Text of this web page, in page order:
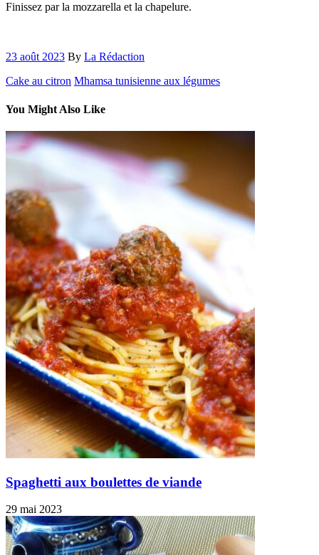
Finissez par la mozzarella et la chapelure.
23 août 2023 By La Rédaction
Cake au citron Mhamsa tunisienne aux légumes
You Might Also Like
Spaghetti aux boulettes de viande
29 mai 2023